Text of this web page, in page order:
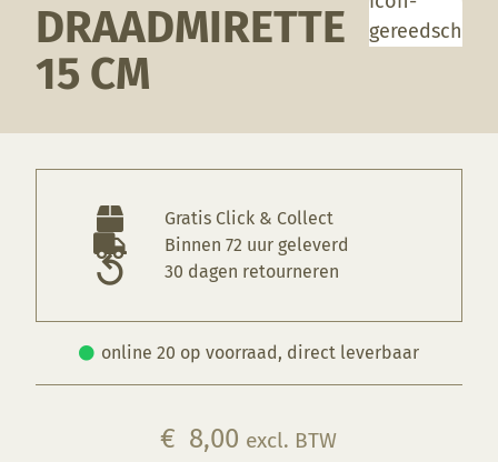
DRAADMIRETTE
15 CM
Gratis Click & Collect
Binnen 72 uur geleverd
30 dagen retourneren
online 20 op voorraad, direct leverbaar
€ 8,00 excl. BTW